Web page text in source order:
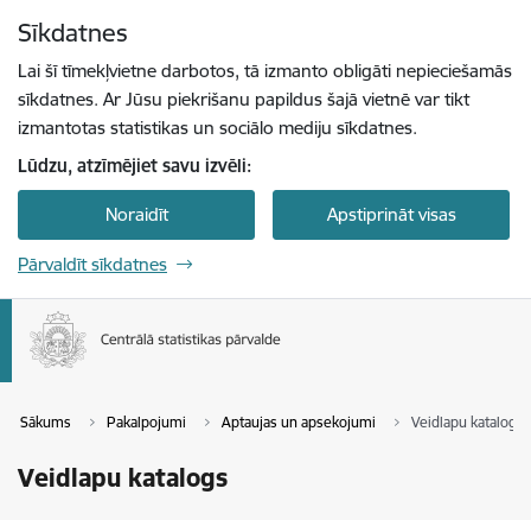
Sīkdatnes
Lai šī tīmekļvietne darbotos, tā izmanto obligāti nepieciešamās
sīkdatnes. Ar Jūsu piekrišanu papildus šajā vietnē var tikt
izmantotas statistikas un sociālo mediju sīkdatnes.
Lūdzu, atzīmējiet savu izvēli:
Noraidīt Apstiprināt visas
Pārvaldīt sīkdatnes
Sākums Pakalpojumi Aptaujas un apsekojumi Veidlapu katalogs
Veidlapu katalogs